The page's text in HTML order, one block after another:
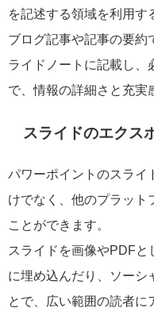
を記述する領域を利用す
ブログ記事や記事の要約
ライドノートに記載し、
で、情報の詳細さと充実
スライドのエクス
パワーポイントのスライ
けでなく、他のプラット
ことができます。
スライドを画像やPDF
に埋め込んだり、ソーシ
とで、広い範囲の読者に